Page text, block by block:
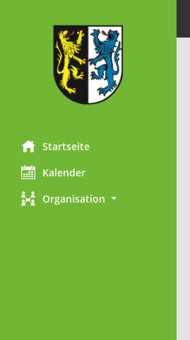
Startseite
Kalender
Organisation